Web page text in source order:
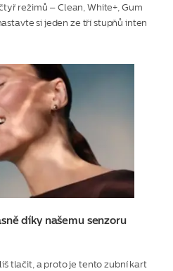
režimů – Clean, White+, Gum
si jeden ze tří stupňů inten
díky našemu senzoru
tlačit, a proto je tento zubní kart